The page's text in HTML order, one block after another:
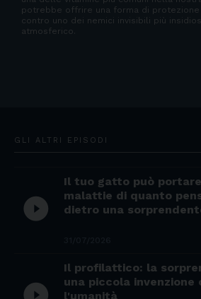
potrebbe offrire una forma di
contro uno dei nemici invisibili più
atmosferico.
GLI ALTRI EPISODI
play_circle_filled
Il tuo gatto può
malattie di quanto
dietro una
Il profilattico: la
una piccola
l'umanità